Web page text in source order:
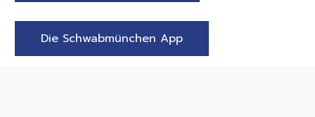
Die Schwabmünchen App